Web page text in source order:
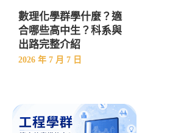
數理化學群學什麼？適
合哪些高中生？科系與
出路完整介紹
2026 年 7 月 7 日